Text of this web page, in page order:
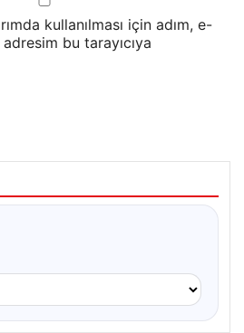
kullanılması için adım, e-
bu tarayıcıya